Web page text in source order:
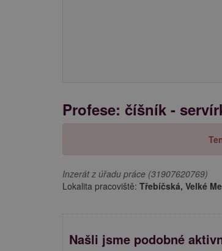
Profese: číšník -
Inzerát z úřadu práce (31907620769)
Lokalita pracoviště: Třebíčská, Velké
Našli jsme podobné